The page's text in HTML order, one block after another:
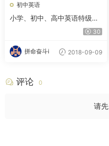
初中英语
小学、初中、高中英语特级教
30
拼命奋斗i 2018-09-09
评论 0
请先